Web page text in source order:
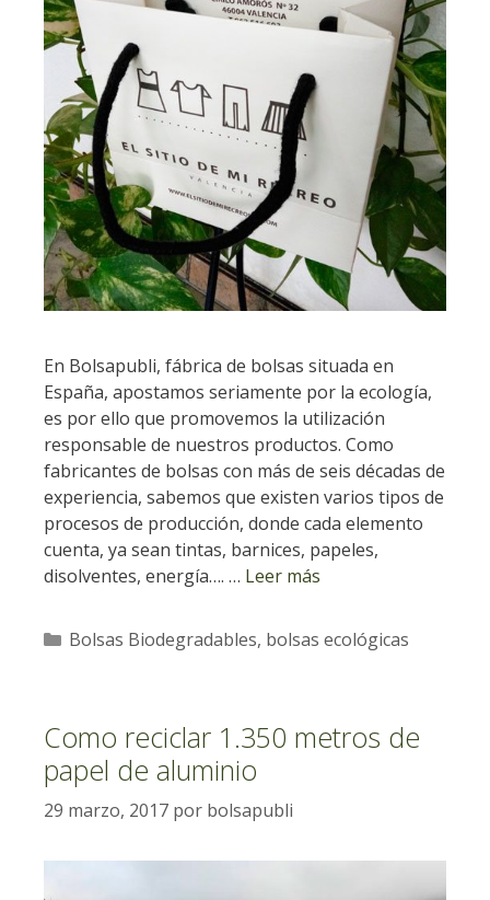
En Bolsapubli, fábrica de bolsas situada en
España, apostamos seriamente por la ecología,
es por ello que promovemos la utilización
responsable de nuestros productos. Como
fabricantes de bolsas con más de seis décadas de
experiencia, sabemos que existen varios tipos de
procesos de producción, donde cada elemento
cuenta, ya sean tintas, barnices, papeles,
disolventes, energía…. … Leer más
Categorías
Bolsas Biodegradables, bolsas ecológicas
Como reciclar 1.350 metros de
papel de aluminio
29 marzo, 2017 por bolsapubli